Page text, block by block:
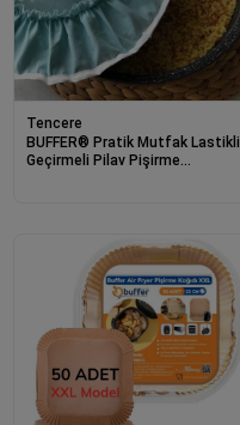
Tencere
BUFFER® Pratik Mutfak Lastikli
Geçirmeli Pilav Pişirme